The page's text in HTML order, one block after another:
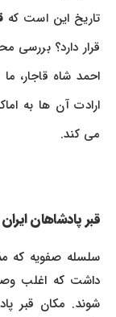
تاریخ این است که
قرار دارد؟ بررسی
احمد شاه قاجار، ما
ارادت آن ها به
می کند.
قبر پادشاهان
سلسله صفویه که
داشت که اغلب
شوند. مکان قبر